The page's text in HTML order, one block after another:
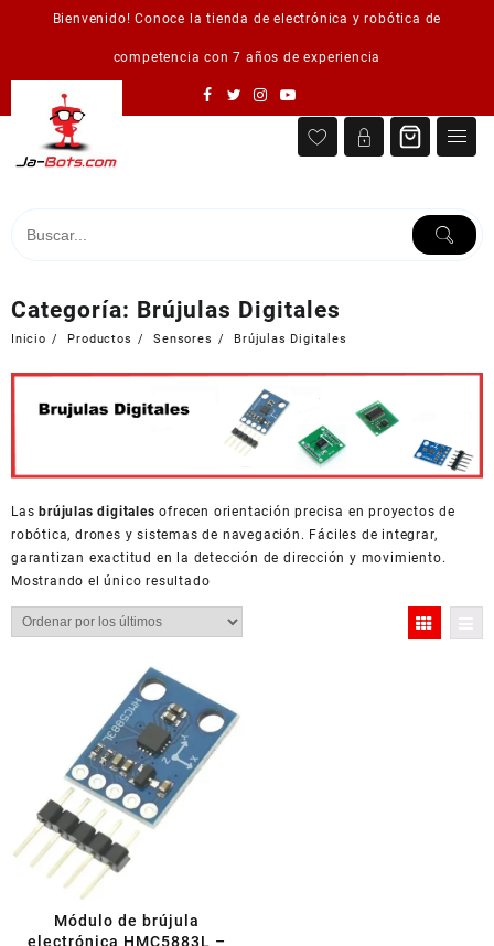
Bienvenido! Conoce la tienda de electrónica y robótica de
competencia con 7 años de experiencia
Categoría: Brújulas Digitales
Inicio Productos Sensores Brújulas Digitales
Las brújulas digitales ofrecen orientación precisa en proyectos de
robótica, drones y sistemas de navegación. Fáciles de integrar,
garantizan exactitud en la detección de dirección y movimiento.
Mostrando el único resultado
Módulo de brújula
electrónica HMC5883L –